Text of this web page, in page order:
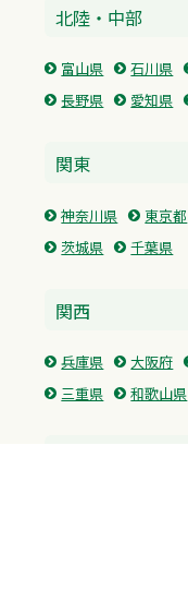
北陸・中部
富山県 石川県
長野県
愛知県
関東
神奈川県 東京都
茨城県
千葉県
関西
兵庫県 大阪府
三重県
和歌山県